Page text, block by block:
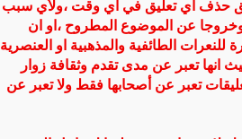
حذف أي تعليق في أي وقت ،ولأي سبب
عن الموضوع المطروح ،او ان
الطائفية والمذهبية او العنصرية
انها تعبر عن مدى تقدم وثقافة زوار
تعبر عن أصحابها فقط ولا تعبر عن